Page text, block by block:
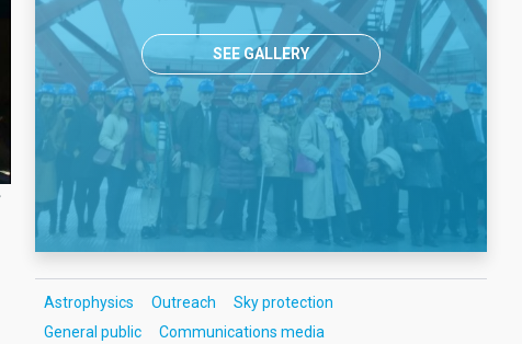
SEE GALLERY
Astrophysics Outreach
Sky protection
General public
Communications media